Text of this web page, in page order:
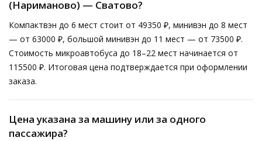
(Нариманово) — Сватово?
Компактвэн до 6 мест стоит от 49350 ₽, минивэн до 8 мест
— от 63000 ₽, большой минивэн до 11 мест — от 73500 ₽.
Стоимость микроавтобуса до 18–22 мест начинается от
115500 ₽. Итоговая цена подтверждается при оформлении
заказа.
Цена указана за машину или за одного
пассажира?